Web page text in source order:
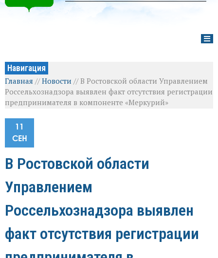
Навигация
Главная //Новости //В Ростовской области Управлением
Россельхознадзора выявлен факт отсутствия регистрации
предпринимателя в компоненте «Меркурий»
11
СЕН
В Ростовской области
Управлением
Россельхознадзора выявлен
факт отсутствия регистрации